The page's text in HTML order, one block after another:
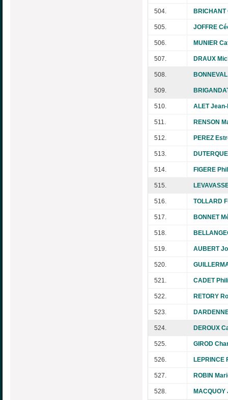
504.
505. JOFFRE
506. MUNIER
507. DRAUX
508.
509.
510. ALET
511. RENSON
512. PEREZ
513.
514. FIGERE
515.
516. TOLLARD
517. BONNET
518.
519. AUBERT
520.
521. CADET
522. RETORY
523.
524. DEROUX
525. GIROD
526. LEPRINCE
527. ROBIN
528.